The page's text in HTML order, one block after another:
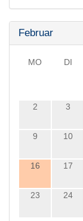
Februar
MO DI
2 3
9 10
16 17
23 24